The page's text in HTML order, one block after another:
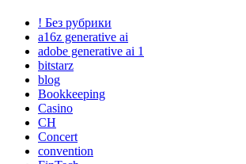
! Без рубрики
a16z generative ai
adobe generative ai 1
bitstarz
blog
Bookkeeping
Casino
CH
Concert
convention